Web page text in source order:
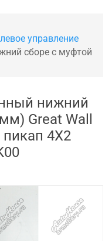
управление
сборе с муфтой
нижний
Great Wall
пикап 4X2